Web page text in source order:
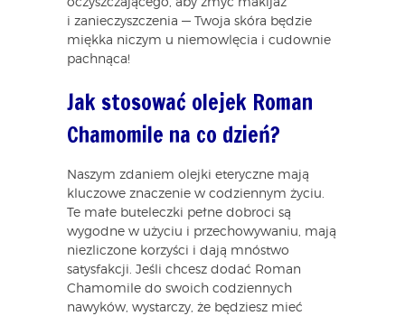
oczyszczającego, aby zmyć makijaż
i zanieczyszczenia — Twoja skóra będzie
miękka niczym u niemowlęcia i cudownie
pachnąca!
Jak stosować olejek Roman
Chamomile na co dzień?
Naszym zdaniem olejki eteryczne mają
kluczowe znaczenie w codziennym życiu.
Te małe buteleczki pełne dobroci są
wygodne w użyciu i przechowywaniu, mają
niezliczone korzyści i dają mnóstwo
satysfakcji. Jeśli chcesz dodać Roman
Chamomile do swoich codziennych
nawyków, wystarczy, że będziesz mieć